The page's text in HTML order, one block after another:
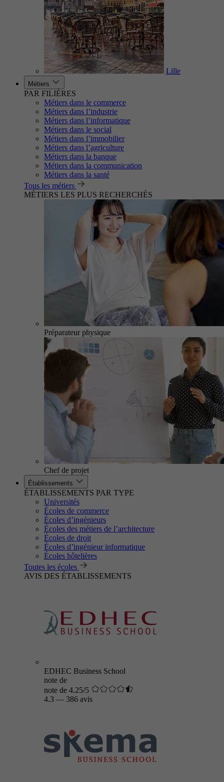
Lille
Métiers
PAR FILIÈRES
Métiers dans le commerce
Métiers dans l’industrie
Métiers dans l’informatique
Métiers dans le social
Métiers dans l’immobilier
Métiers dans l’agriculture
Métiers dans la banque
Métiers dans la communication
Métiers dans la santé
Tous les métiers
MÉTIERS LES PLUS RECHERCHÉS
Préparateur physique
Chef de projet
Établissements
ÉTABLISSEMENTS PAR TYPE
Universités
Écoles de commerce
Écoles d’ingénieurs
Écoles des métiers de l’architecture
Écoles de droit
Écoles d’ingénieur informatique
Écoles hôtelières
Toutes les écoles
AVIS DES ÉTABLISSEMENTS
EDHEC Business School
note de
note de 4.25/5
4.3 — 386 avis